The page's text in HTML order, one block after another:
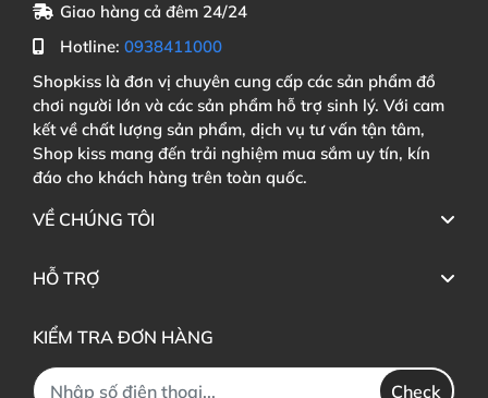
Giao hàng cả đêm 24/24
Hotline: 0938411000
Shopkiss là đơn vị chuyên cung cấp các sản phẩm đồ
chơi người lớn và các sản phẩm hỗ trợ sinh lý. Với cam
kết về chất lượng sản phẩm, dịch vụ tư vấn tận tâm,
Shop kiss mang đến trải nghiệm mua sắm uy tín, kín
đáo cho khách hàng trên toàn quốc.
VỀ CHÚNG TÔI
HỖ TRỢ
KIỂM TRA ĐƠN HÀNG
Check